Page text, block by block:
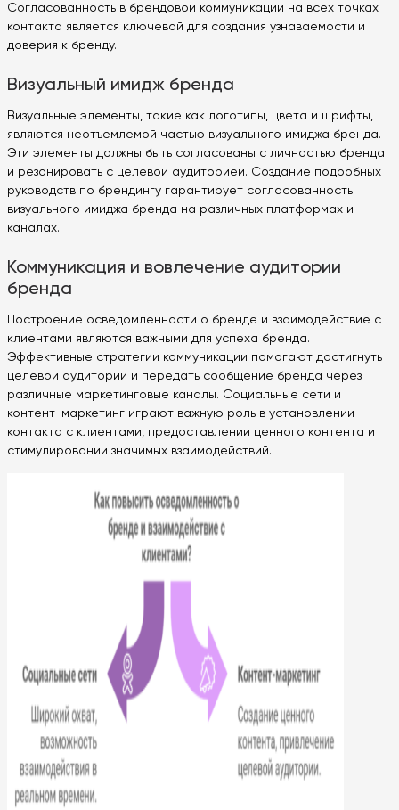
Согласованность в брендовой коммуникации на всех точках
контакта является ключевой для создания узнаваемости и
доверия к бренду.
Визуальный имидж бренда
Визуальные элементы, такие как логотипы, цвета и шрифты,
являются неотъемлемой частью визуального имиджа бренда.
Эти элементы должны быть согласованы с личностью бренда
и резонировать с целевой аудиторией. Создание подробных
руководств по брендингу гарантирует согласованность
визуального имиджа бренда на различных платформах и
каналах.
Коммуникация и вовлечение аудитории
бренда
Построение осведомленности о бренде и взаимодействие с
клиентами являются важными для успеха бренда.
Эффективные стратегии коммуникации помогают достигнуть
целевой аудитории и передать сообщение бренда через
различные маркетинговые каналы. Социальные сети и
контент-маркетинг играют важную роль в установлении
контакта с клиентами, предоставлении ценного контента и
стимулировании значимых взаимодействий.